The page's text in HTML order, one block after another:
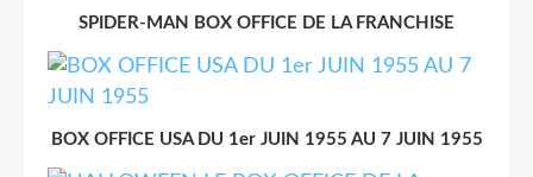
SPIDER-MAN BOX OFFICE DE LA FRANCHISE
BOX OFFICE USA DU 1er JUIN 1955 AU 7 JUIN 1955